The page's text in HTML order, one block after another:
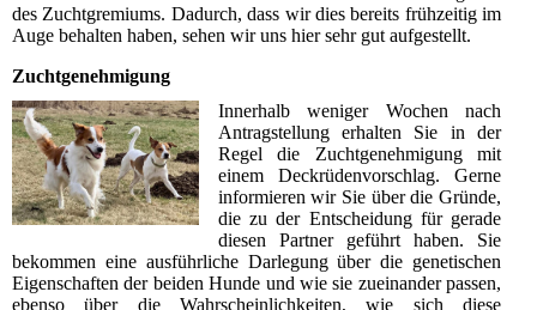
des Zuchtgremiums. Dadurch, dass wir dies bereits frühzeitig im
Auge behalten haben, sehen wir uns hier sehr gut aufgestellt.
Zuchtgenehmigung
Innerhalb weniger Wochen nach
Antragstellung erhalten Sie in der
Regel die Zuchtgenehmigung mit
einem Deckrüdenvorschlag. Gerne
informieren wir Sie über die Gründe,
die zu der Entscheidung für gerade
diesen Partner geführt haben. Sie
bekommen eine ausführliche Darlegung über die genetischen
Eigenschaften der beiden Hunde und wie sie zueinander passen,
ebenso über die Wahrscheinlichkeiten, wie sich diese